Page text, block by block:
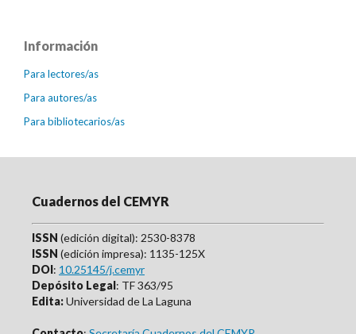
Información
Para lectores/as
Para autores/as
Para bibliotecarios/as
Cuadernos del CEMYR
ISSN (edición digital): 2530-8378
ISSN (edición impresa): 1135-125X
DOI: 10.25145/j.cemyr
Depósito Legal: TF 363/95
Edita:Universidad de La Laguna